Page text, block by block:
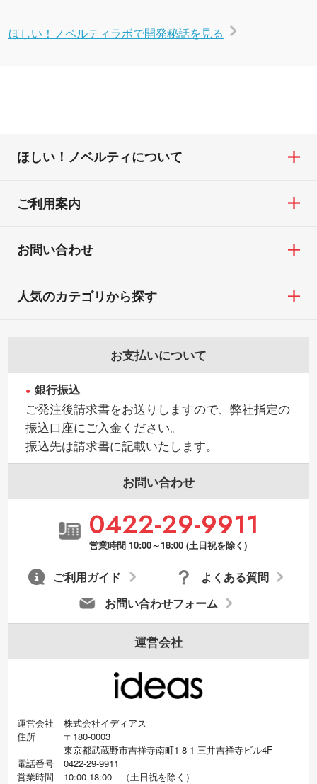
ほしい！ノベルティラボで開発秘話を見る
ほしい！ノベルティについて
ご利用案内
お問い合わせ
お支払いについて
銀行振込
ご発注後請求書をお送りしますので、弊社指定の
振込口座にご入金ください。
振込先は請求書に記載いたします。
お問い合わせ
0422-29-9911
営業時間 10:00～18:00 (土日祝を除く)
お問い合わせフォーム
よくある質問
ご利用ガイド
運営会社
運営会社
株式会社イディアス
住所
〒180-0003
東京都武蔵野市吉祥寺南町1-8-1 三井吉祥寺ビル4F
電話番号
0422-29-9911
営業時間
10:00-18:00 （土日祝を除く）
人気のカテゴリから探す